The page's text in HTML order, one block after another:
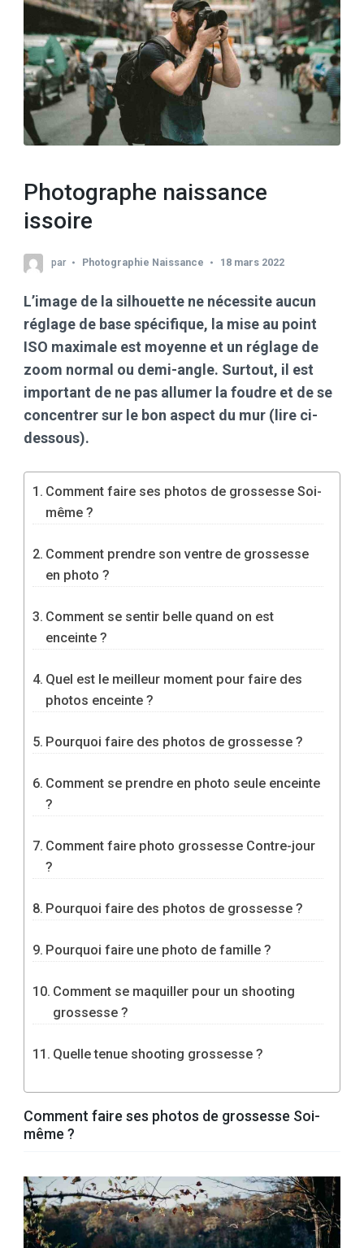
Photographe naissance
issoire
par Photographie Naissance 18 mars 2022
L’image de la silhouette ne nécessite aucun
réglage de base spécifique, la mise au point
ISO maximale est moyenne et un réglage de
zoom normal ou demi-angle. Surtout, il est
important de ne pas allumer la foudre et de se
concentrer sur le bon aspect du mur (lire ci-
dessous).
Comment faire ses photos de grossesse Soi-
même ?
Comment prendre son ventre de grossesse
en photo ?
Comment se sentir belle quand on est
enceinte ?
Quel est le meilleur moment pour faire des
photos enceinte ?
Pourquoi faire des photos de grossesse ?
Comment se prendre en photo seule enceinte
?
Comment faire photo grossesse Contre-jour
?
Pourquoi faire des photos de grossesse ?
Pourquoi faire une photo de famille ?
Comment se maquiller pour un shooting
grossesse ?
Quelle tenue shooting grossesse ?
Comment faire ses photos de grossesse Soi-
même ?